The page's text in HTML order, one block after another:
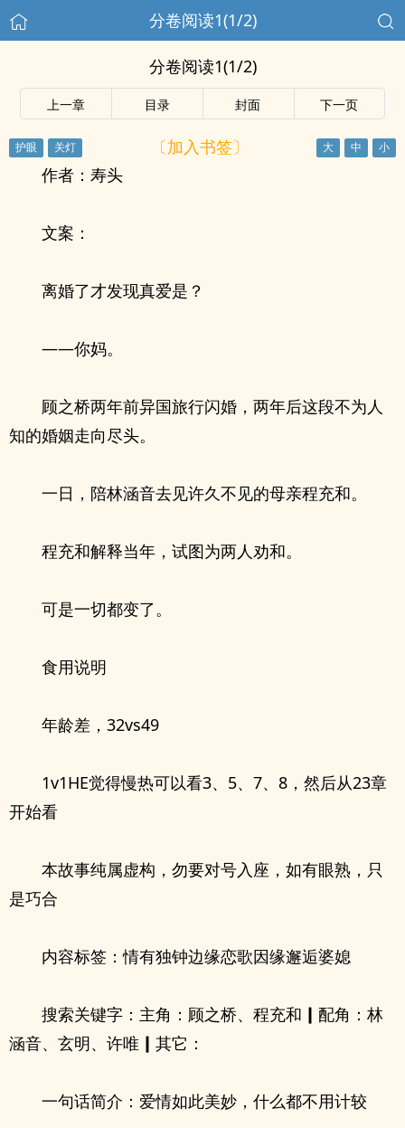
分卷阅读1(1/2)
分卷阅读1(1/2)
上一章 目录 封面 下一页
〔加入书签〕
作者：寿头
文案：
离婚了才发现真爱是？
——你妈。
顾之桥两年前异国旅行闪婚，两年后这段不为人
知的婚姻走向尽头。
一日，陪林涵音去见许久不见的母亲程充和。
程充和解释当年，试图为两人劝和。
可是一切都变了。
食用说明
年龄差，32vs49
1v1HE觉得慢热可以看3、5、7、8，然后从23章
开始看
本故事纯属虚构，勿要对号入座，如有眼熟，只
是巧合
内容标签：情有独钟边缘恋歌因缘邂逅婆媳
搜索关键字：主角：顾之桥、程充和┃配角：林
涵音、玄明、许唯┃其它：
一句话简介：爱情如此美妙，什么都不用计较